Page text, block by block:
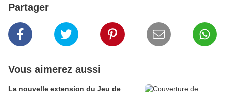
Partager
Vous aimerez aussi
La nouvelle extension du Jeu de